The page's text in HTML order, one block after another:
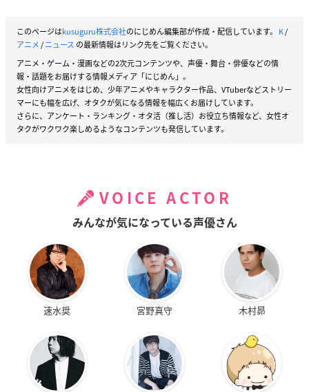
このページはkusuguru株式会社のにじめん編集部が作成・配信しています。 K/
アニメ/ニュース の最新情報はリンク先をご覧ください。
アニメ・ゲーム・漫画などの2次元コンテンツや、声優・舞台・俳優などの情
報・話題をお届けする情報メディア「にじめん」。
女性向けアニメをはじめ、少年アニメやキャラクター作品、VTuberなどストリー
マーにも幅を広げ、オタクが気になる情報を幅広くお届けしています。
さらに、アンケート・ランキング・オタ活（推し活）お役立ち情報など、女性オ
タクがワクワク楽しめるようなコンテンツも発信しています。
VOICE ACTOR
みんなが気になっている声優さん
速水奨 宮野真守 木村昴